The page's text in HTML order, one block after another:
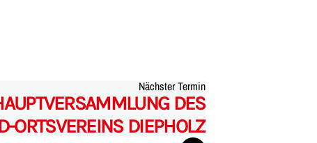
Nächster Termin
DES
ORTSVEREINS DIEPHOLZ